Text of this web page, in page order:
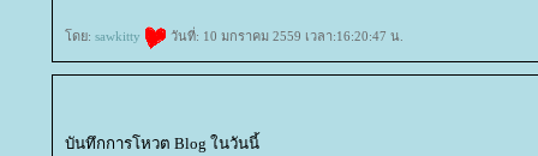
ดย: sawkitty วันที่: 10 มกราคม 2559 เวลา:16:20:47 น.
บันทึกการโหวต Blog ในวันนี้